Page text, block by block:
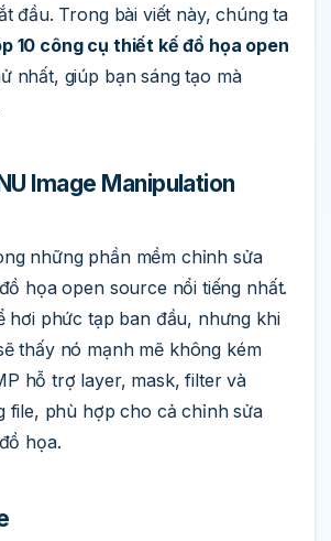
đầu. Trong bài viết này, chúng ta
10 công cụ thiết kế đồ họa open
nhất, giúp bạn sáng tạo mà
Image Manipulation
những phần mềm chỉnh sửa
họa open source nổi tiếng nhất.
hơi phức tạp ban đầu, nhưng khi
thấy nó mạnh mẽ không kém
hỗ trợ layer, mask, filter và
file, phù hợp cho cả chỉnh sửa
họa.